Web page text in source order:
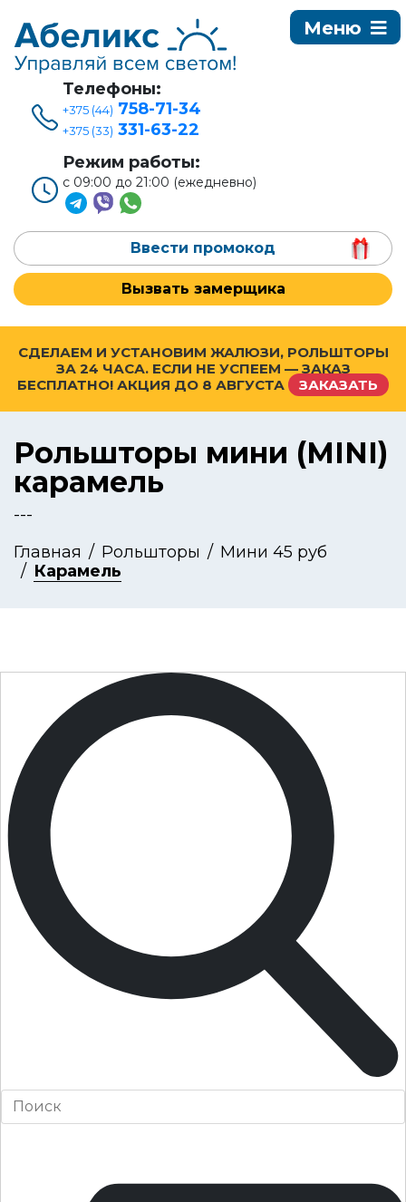
Телефоны:
+375 (44) 758-71-34
+375 (33) 331-63-22
Режим работы:
с 09:00 до 21:00 (ежедневно)
Ввести промокод
Вызвать замерщика
СДЕЛАЕМ И УСТАНОВИМ ЖАЛЮЗИ, РОЛЬШТОРЫ
ЗА 24 ЧАСА. ЕСЛИ НЕ УСПЕЕМ — ЗАКАЗ
БЕСПЛАТНО! АКЦИЯ ДО 8 АВГУСТА ЗАКАЗАТЬ
Рольшторы мини (MINI)
карамель
---
Главная
Рольшторы
Мини 45 руб
Карамель